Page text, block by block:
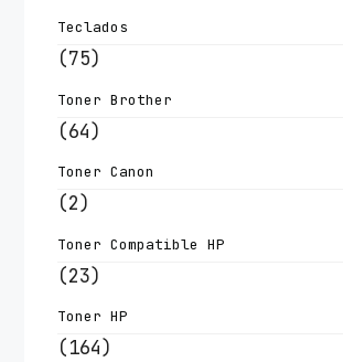
Teclados
(75)
Toner Brother
(64)
Toner Canon
(2)
Toner Compatible HP
(23)
Toner HP
(164)